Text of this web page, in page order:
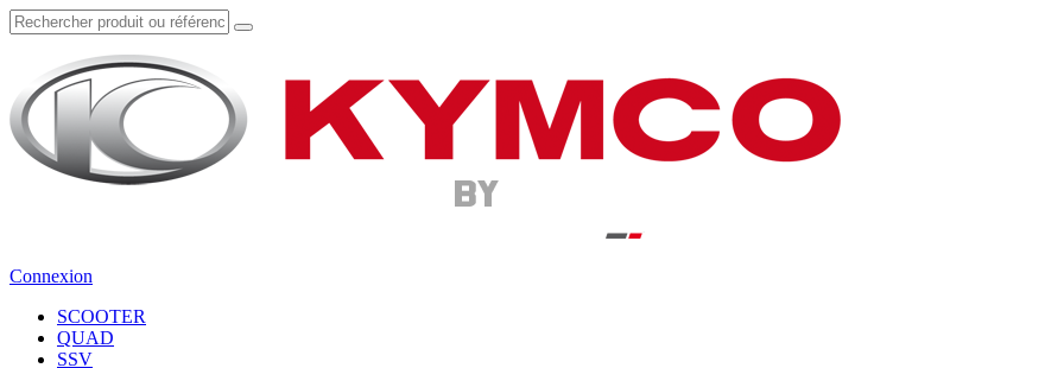
Connexion
SCOOTER
QUAD
SSV